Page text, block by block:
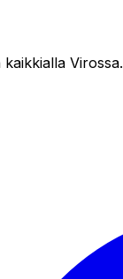
Virossa.